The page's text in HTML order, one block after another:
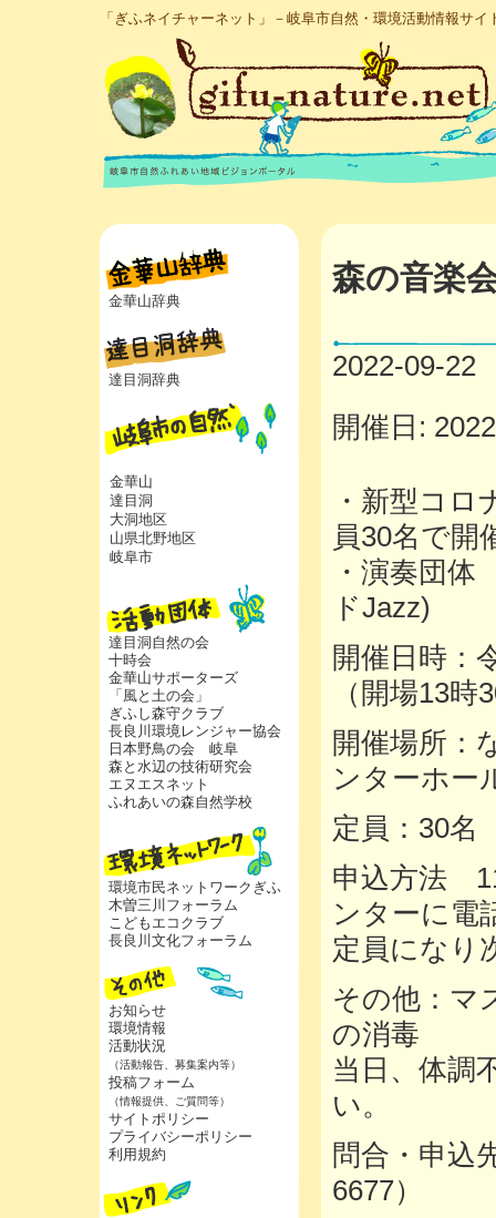
「ぎふネイチャーネット」－岐阜市自然・環境活動情報サイ
金華山辞典
達目洞辞典
金華山
達目洞
大洞地区
山県北野地区
岐阜市
達目洞自然の会
十時会
金華山サポーターズ
「風と土の会」
ぎふし森守クラブ
長良川環境レンジャー協会
日本野鳥の会 岐阜
森と水辺の技術研究会
エヌエスネット
ふれあいの森自然学校
環境市民ネットワークぎふ
木曽三川フォーラム
こどもエコクラブ
長良川文化フォーラム
お知らせ
環境情報
活動状況
（活動報告、募集案内等）
投稿フォーム
（情報提供、ご質問等）
サイトポリシー
プライバシーポリシー
利用規約
森の音楽
2022-09-22
開催日:
・新型コ
員30名で開
・演奏団
ドJazz)
開催日時：
（開場13時
開催場所：
ンターホー
定員：30
申込方法
ンターに電
定員になり
その他：マ
の消毒
当日、体調
い。
問合・申込
6677）